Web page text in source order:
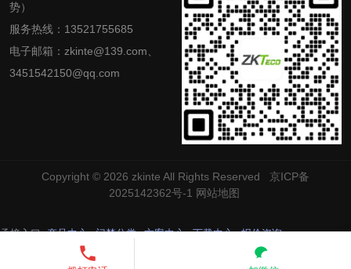
势）
服务热线：13521755685
电子邮箱：zkinte@139.com、
3451542150@qq.com
Copyright © 2026 zkinte All Rights Reserved 京ICP备
2025142362号-1 网站地图
承接入口 产品中心 门禁分类 方案中心 下载中心 报价咨询